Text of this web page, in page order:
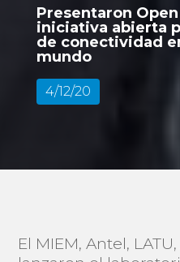
Presentaron
iniciativa abierta
de conectividad
mundo
4/12/20
El MIEM, Antel,